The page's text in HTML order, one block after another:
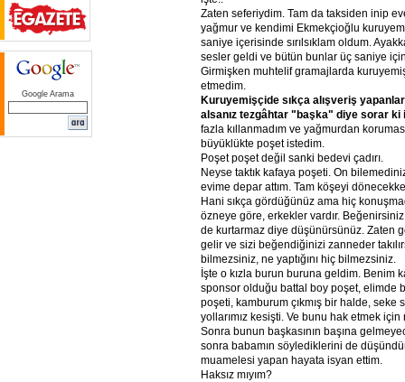
Google Arama
Zaten seferiydim. Tam da taksiden inip
yağmur ve kendimi Ekmekçioğlu
saniye içerisinde sırılsıklam oldum.
sesler geldi ve bütün bunlar üç saniye
Girmişken muhtelif gramajlarda
etmedim.
Kuruyemişçide sıkça alışveriş yapanlar
alsanız tezgâhtar "başka" diye sorar ki
fazla kıllanmadım ve yağmurdan
büyüklükte poşet istedim.
Poşet poşet değil sanki bedevi çadırı.
Neyse taktık kafaya poşeti. On
evime depar attım. Tam köşeyi
Hani sıkça gördüğünüz ama hiç
özneye göre, erkekler vardır.
de kurtarmaz diye düşünürsünüz. Zaten
gelir ve sizi beğendiğinizi zanneder
bilmezsiniz, ne yaptığını hiç bilmezsiniz.
İşte o kızla burun buruna geldim. Benim
sponsor olduğu battal boy poşet, elimde
poşeti, kamburum çıkmış bir halde, seke
yollarımız kesişti. Ve bunu hak etmek için
Sonra bunun başkasının başına
sonra babamın söylediklerini de
muamelesi yapan hayata isyan ettim.
Haksız mıyım?